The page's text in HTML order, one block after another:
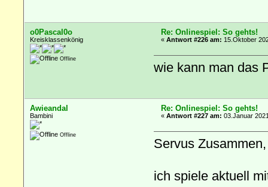
o0Pascal0o
Kreisklassenkönig
Offline
Re: Onlinespiel: So gehts!
«Antwort #226 am: 15.Oktober
wie kann man das
Awieandal
Bambini
Offline
Re: Onlinespiel: So gehts!
«Antwort #227 am: 03.Januar
Servus Zusammen,
ich spiele aktuell